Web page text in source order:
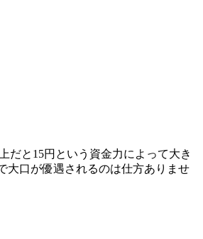
だと15円という資金力によって大き
大口が優遇されるのは仕方ありませ